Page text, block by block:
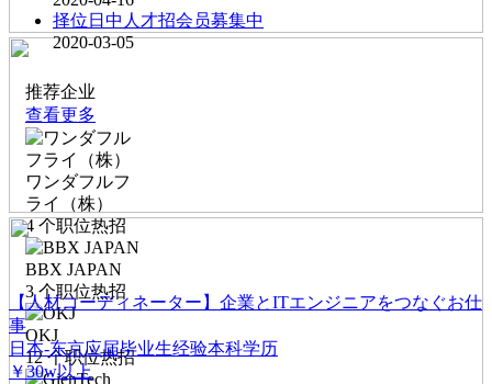
择位日中人才招会员募集中
2020-03-05
推荐企业
查看更多
ワンダフルフ
ライ（株）
4 个职位热招
BBX JAPAN
3个职位热招
OKJ
12个职位热招
【人材コーディネーター】企業とITエンジニアをつなぐお仕
事
日本-东京应届毕业生经验本科学历
￥30w以上